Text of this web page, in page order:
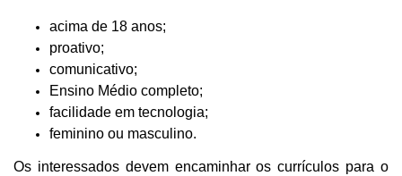
acima de 18 anos;
proativo;
comunicativo;
Ensino Médio completo;
facilidade em tecnologia;
feminino ou masculino.
Os interessados devem encaminhar os currículos para o